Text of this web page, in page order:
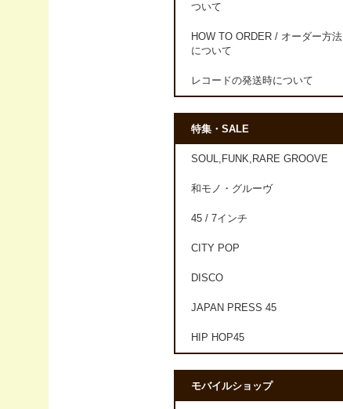
ついて
HOW TO ORDER / オーダー方法
について
レコードの発送時について
特集・SALE
SOUL,FUNK,RARE GROOVE
和モノ・グルーヴ
45 / 7インチ
CITY POP
DISCO
JAPAN PRESS 45
HIP HOP45
モバイルショップ